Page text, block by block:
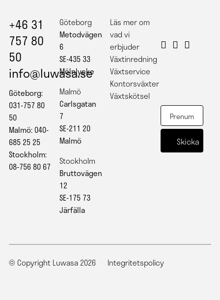
+46 31
757 80
50
info@luwasa.se
Göteborg:
031-757 80
50
Malmö: 040-
685 25 25
Stockholm:
08-756 80 67
Göteborg
Metodvägen
6
SE-435 33
Mölnlycke
Malmö
Carlsgatan
7
SE-211 20
Malmö
Stockholm
Bruttovägen
12
SE-175 73
Järfälla
Läs mer om
vad vi
erbjuder
Växtinredning
Växtservice
Kontorsväxter
Växtskötsel
© Copyright Luwasa 2026 Integritetspolicy